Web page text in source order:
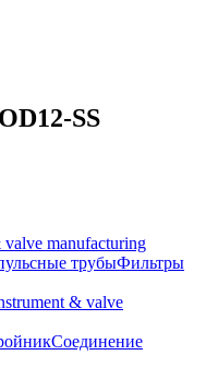
SS
manufacturing
трубыФильтры
& valve
Соединение